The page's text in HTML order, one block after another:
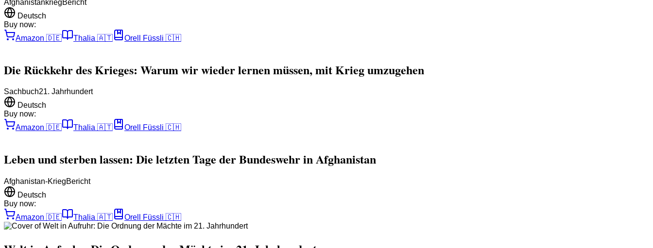
AfghanistankriegBericht
Deutsch
Buy now:
Amazon 🇩🇪 Thalia 🇦🇹 Orell Füssli 🇨🇭
Die Rückkehr des Krieges: Warum wir wieder lernen müssen, mit Krieg umzugehen
Sachbuch21. Jahrhundert
Deutsch
Buy now:
Amazon 🇩🇪 Thalia 🇦🇹 Orell Füssli 🇨🇭
Leben und sterben lassen: Die letzten Tage der Bundeswehr in Afghanistan
Afghanistan-KriegBericht
Deutsch
Buy now:
Amazon 🇩🇪 Thalia 🇦🇹 Orell Füssli 🇨🇭